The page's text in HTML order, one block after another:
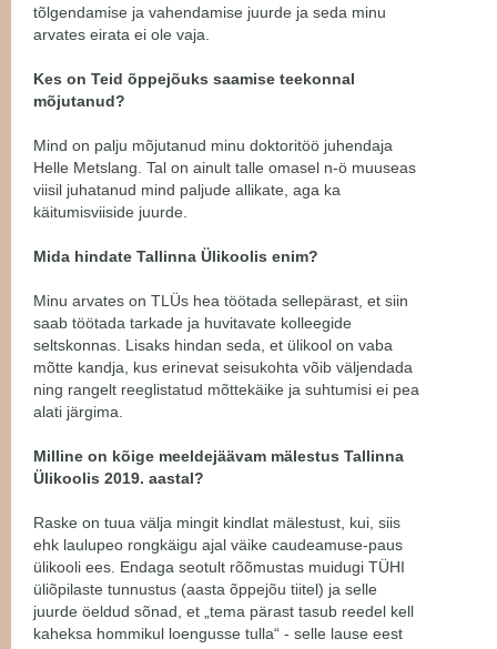
tõlgendamise ja vahendamise juurde ja seda minu
arvates eirata ei ole vaja.
Kes on Teid õppejõuks saamise teekonnal
mõjutanud?
Mind on palju mõjutanud minu doktoritöö juhendaja
Helle Metslang. Tal on ainult talle omasel n-ö muuseas
viisil juhatanud mind paljude allikate, aga ka
käitumisviiside juurde.
Mida hindate Tallinna Ülikoolis enim?
Minu arvates on TLÜs hea töötada sellepärast, et siin
saab töötada tarkade ja huvitavate kolleegide
seltskonnas. Lisaks hindan seda, et ülikool on vaba
mõtte kandja, kus erinevat seisukohta võib väljendada
ning rangelt reeglistatud mõttekäike ja suhtumisi ei pea
alati järgima.
Milline on kõige meeldejäävam mälestus Tallinna
Ülikoolis 2019. aastal?
Raske on tuua välja mingit kindlat mälestust, kui, siis
ehk laulupeo rongkäigu ajal väike caudeamuse-paus
ülikooli ees. Endaga seotult rõõmustas muidugi TÜHI
üliõpilaste tunnustus (aasta õppejõu tiitel) ja selle
juurde öeldud sõnad, et „tema pärast tasub reedel kell
kaheksa hommikul loengusse tulla“ - selle lause eest